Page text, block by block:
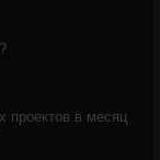
проектов в месяц